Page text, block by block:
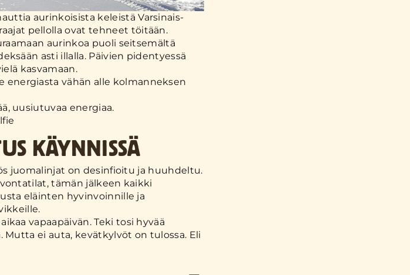
aurinkoisista keleistä Varsinais-
pellolla ovat tehneet töitään.
aurinkoa puoli seitsemältä
asti illalla. Päivien pidentyessä
kasvamaan.
energiasta vähän alle kolmanneksen
uusiutuvaa energiaa.
KÄYNNISSÄ
juomalinjat on desinfioitu ja huuhdeltu.
tämän jälkeen kaikki
eläinten hyvinvoinnille ja
vapaapäivän. Teki tosi hyvää
ei auta, kevätkylvöt on tulossa. Eli